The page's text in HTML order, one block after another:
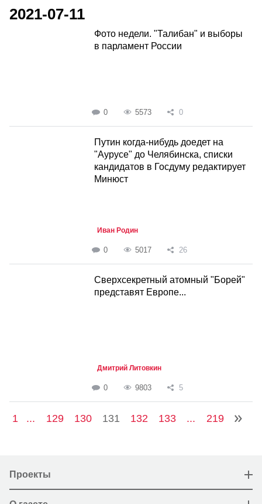
2021-07-11
Фото недели. "Талибан" и выборы
в парламент России
0 5573 0
Путин когда-нибудь доедет на
"Аурусе" до Челябинска, списки
кандидатов в Госдуму редактирует
Минюст
Иван Родин
0 5017 26
Сверхсекретный атомный "Борей"
представят Европе...
Дмитрий Литовкин
0 9803 5
1 ... 129 130 131 132 133 ... 219
Проекты